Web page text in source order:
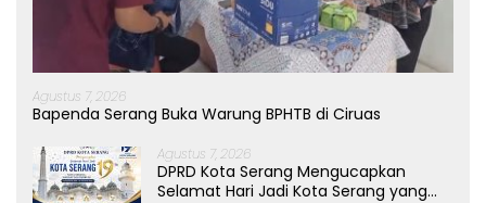
Agustus 7, 2026
Bapenda Serang Buka Warung BPHTB di Ciruas
Agustus 7, 2026
DPRD Kota Serang Mengucapkan
Selamat Hari Jadi Kota Serang yang